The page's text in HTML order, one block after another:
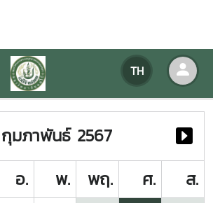
TH
รมของหน่วยงาน
ของหน่วยงาน
กุมภาพันธ์ 2567
อ. พ. พฤ. ศ.
ส.